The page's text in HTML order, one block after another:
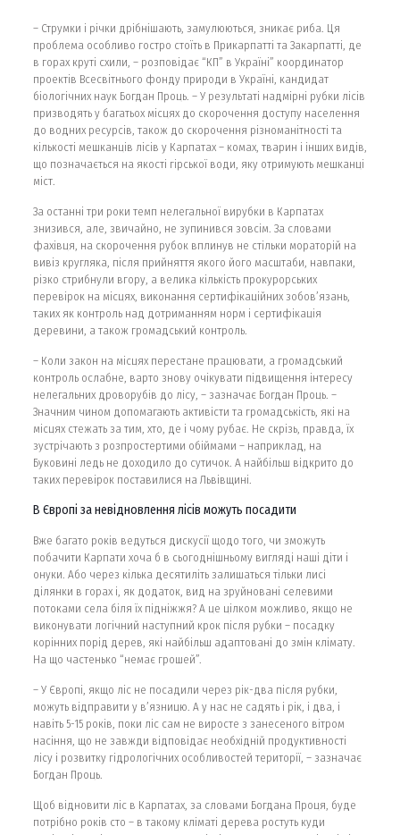
– Струмки і річки дрібнішають, замулюються, зникає риба. Ця
проблема особливо гостро стоїть в Прикарпатті та Закарпатті, де
в горах круті схили, – розповідає “КП” в Україні” координатор
проектів Всесвітнього фонду природи в Україні, кандидат
біологічних наук Богдан Проць. – У результаті надмірні рубки лісів
призводять у багатьох місцях до скорочення доступу населення
до водних ресурсів, також до скорочення різноманітності та
кількості мешканців лісів у Карпатах – комах, тварин і інших видів,
що позначається на якості гірської води, яку отримують мешканці
міст.
За останні три роки темп нелегальної вирубки в Карпатах
знизився, але, звичайно, не зупинився зовсім. За словами
фахівця, на скорочення рубок вплинув не стільки мораторій на
вивіз кругляка, після прийняття якого його масштаби, навпаки,
різко стрибнули вгору, а велика кількість прокурорських
перевірок на місцях, виконання сертифікаційних зобов’язань,
таких як контроль над дотриманням норм і сертифікація
деревини, а також громадський контроль.
– Коли закон на місцях перестане працювати, а громадський
контроль ослабне, варто знову очікувати підвищення інтересу
нелегальних дроворубів до лісу, – зазначає Богдан Проць. –
Значним чином допомагають активісти та громадськість, які на
місцях стежать за тим, хто, де і чому рубає. Не скрізь, правда, їх
зустрічають з розпростертими обіймами – наприклад, на
Буковині ледь не доходило до сутичок. А найбільш відкрито до
таких перевірок поставилися на Львівщині.
В Європі за невідновлення лісів можуть посадити
Вже багато років ведуться дискусії щодо того, чи зможуть
побачити Карпати хоча б в сьогоднішньому вигляді наші діти і
онуки. Або через кілька десятиліть залишаться тільки лисі
ділянки в горах і, як додаток, вид на зруйновані селевими
потоками села біля їх підніжжя? А це цілком можливо, якщо не
виконувати логічний наступний крок після рубки – посадку
корінних порід дерев, які найбільш адаптовані до змін клімату.
На що частенько “немає грошей”.
– У Європі, якщо ліс не посадили через рік-два після рубки,
можуть відправити у в’язницю. А у нас не садять і рік, і два, і
навіть 5-15 років, поки ліс сам не виросте з занесеного вітром
насіння, що не завжди відповідає необхідній продуктивності
лісу і розвитку гідрологічних особливостей території, – зазначає
Богдан Проць.
Щоб відновити ліс в Карпатах, за словами Богдана Проця, буде
потрібно років сто – в такому кліматі дерева ростуть куди